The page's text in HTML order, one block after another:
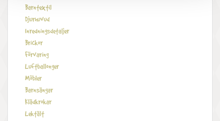
Barntextil
Djurhuvud
Inredningsdetaljer
Brickor
Förvaring
Luftballonger
Möbler
Barnsängar
Klädkrokar
Lektält